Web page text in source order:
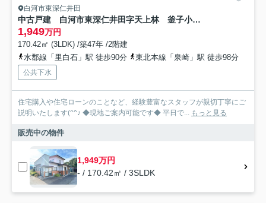
白河市東深仁井田
中古戸建 白河市東深仁井田字天上林 釜子小・東中
1,949万円
170.42㎡ (3LDK) /築47年 /2階建
水郡線「里白石」駅 徒歩90分
東北本線「泉崎」駅 徒歩98分
公共下水
住宅購入や住宅ローンのことなど、経験豊富なスタッフが親切丁寧にご
説明いたします(^^♪ ◆現地ご案内可能です◆ 平日で... もっと見る
販売中の物件
1,949万円
- / 170.42㎡ / 3SLDK